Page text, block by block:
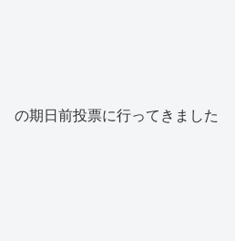
の期日前投票に行ってきました